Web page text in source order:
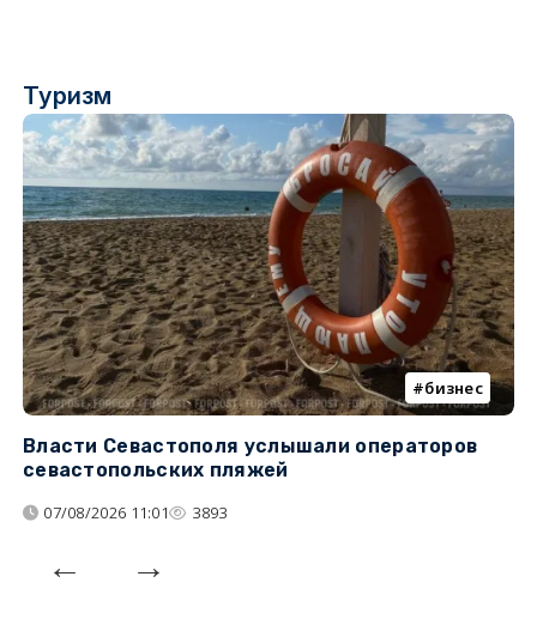
Туризм
бизнес
Власти Севастополя услышали операторов
севастопольских пляжей
07/08/2026 11:01 3893